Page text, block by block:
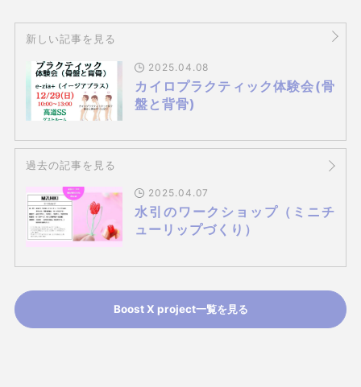
新しい記事を見る
2025.04.08
カイロプラクティック体験会(骨
盤と背骨)
過去の記事を見る
2025.04.07
水引のワークショップ（ミニチ
ューリップづくり）
Boost X project一覧を見る